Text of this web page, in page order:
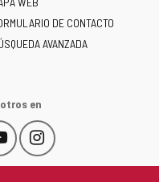
DE CONTACTO
AVANZADA
en
YouTubeInstagram
Este
enlace